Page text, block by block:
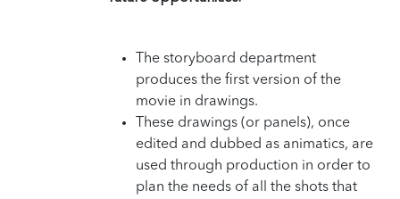
The storyboard department
produces the first version of the
movie in drawings.
These drawings (or panels), once
edited and dubbed as animatics, are
used through production in order to
plan the needs of all the shots that